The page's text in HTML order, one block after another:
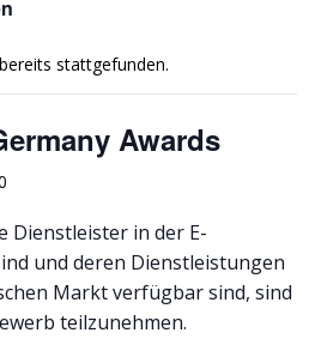
stattgefunden.
Awards
Dienstleister in der E-
und deren Dienstleistungen
Markt verfügbar sind, sind
teilzunehmen.